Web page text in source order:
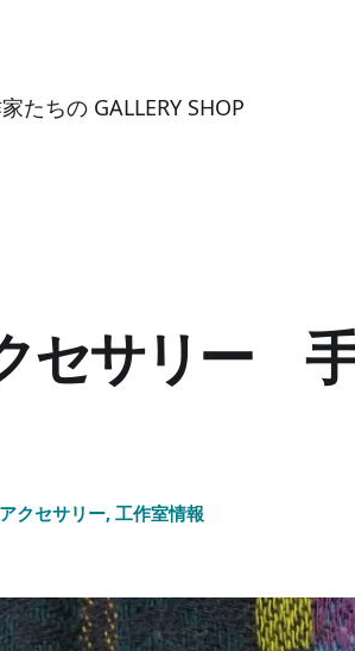
たちの GALLERY SHOP
セサリー
クセサリー, 工作室情報